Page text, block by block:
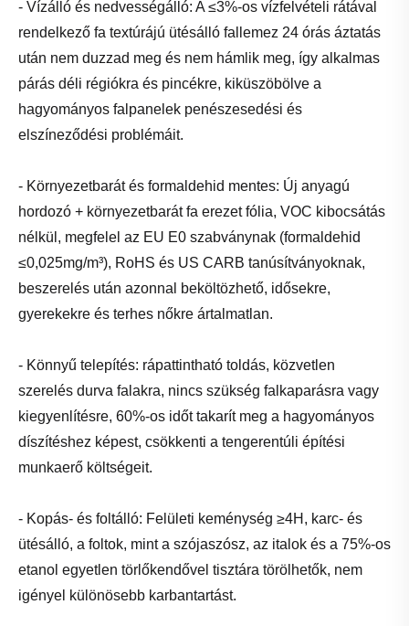
- Vízálló és nedvességálló: A ≤3%-os vízfelvételi rátával
rendelkező fa textúrájú ütésálló fallemez 24 órás áztatás
után nem duzzad meg és nem hámlik meg, így alkalmas
párás déli régiókra és pincékre, kiküszöbölve a
hagyományos falpanelek penészesedési és
elszíneződési problémáit.
- Környezetbarát és formaldehid mentes: Új anyagú
hordozó + környezetbarát fa erezet fólia, VOC kibocsátás
nélkül, megfelel az EU E0 szabványnak (formaldehid
≤0,025mg/m³), RoHS és US CARB tanúsítványoknak,
beszerelés után azonnal beköltözhető, idősekre,
gyerekekre és terhes nőkre ártalmatlan.
- Könnyű telepítés: rápattintható toldás, közvetlen
szerelés durva falakra, nincs szükség falkaparásra vagy
kiegyenlítésre, 60%-os időt takarít meg a hagyományos
díszítéshez képest, csökkenti a tengerentúli építési
munkaerő költségeit.
- Kopás- és foltálló: Felületi keménység ≥4H, karc- és
ütésálló, a foltok, mint a szójaszósz, az italok és a 75%-os
etanol egyetlen törlőkendővel tisztára törölhetők, nem
igényel különösebb karbantartást.